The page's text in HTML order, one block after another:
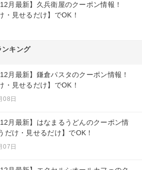
12月最新】久兵衛屋のクーポン情報！
・見せるだけ】でOK！
ンキング
12月最新】鎌倉パスタのクーポン情報！
・見せるだけ】でOK！
08日
12月最新】はなまるうどんのクーポン情
だけ・見せるだけ】でOK！
07日